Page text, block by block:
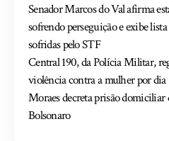
Senador Marcos do Val afirma
sofrendo perseguição e exibe
sofridas pelo STF
Central 190, da Polícia Militar,
violência contra a mulher por dia
Moraes decreta prisão domiciliar
Bolsonaro